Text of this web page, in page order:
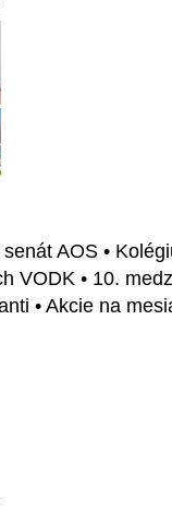
AOS •
VODK • 10.
• Akcie na